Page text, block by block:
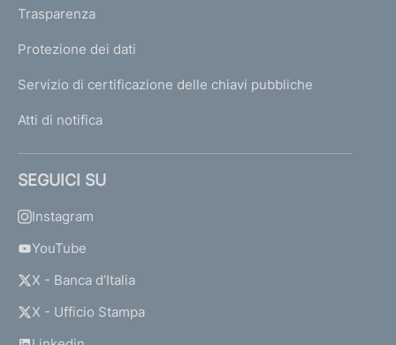
Trasparenza
Protezione dei dati
Servizio di certificazione delle chiavi pubbliche
Atti di notifica
SEGUICI SU
Instagram
YouTube
X - Banca d’Italia
X - Ufficio Stampa